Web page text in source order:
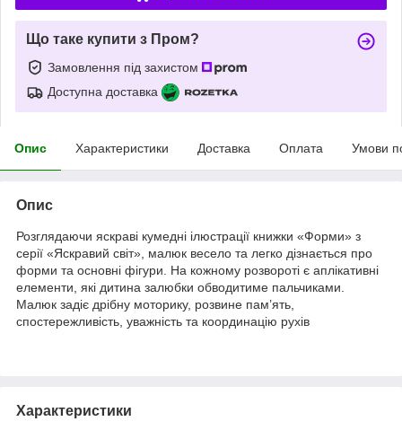
Що таке купити з Пром?
Замовлення під захистом
Доступна доставка
Опис Характеристики Доставка Оплата Умови
Опис
Розглядаючи яскраві кумедні ілюстрації книжки «Форми» з
серії «Яскравий світ», малюк весело та легко дізнається про
форми та основні фігури. На кожному розвороті є аплікативні
елементи, які дитина залюбки обводитиме пальчиками.
Малюк задіє дрібну моторику, розвине пам’ять,
спостережливість, уважність та координацію рухів
Характеристики